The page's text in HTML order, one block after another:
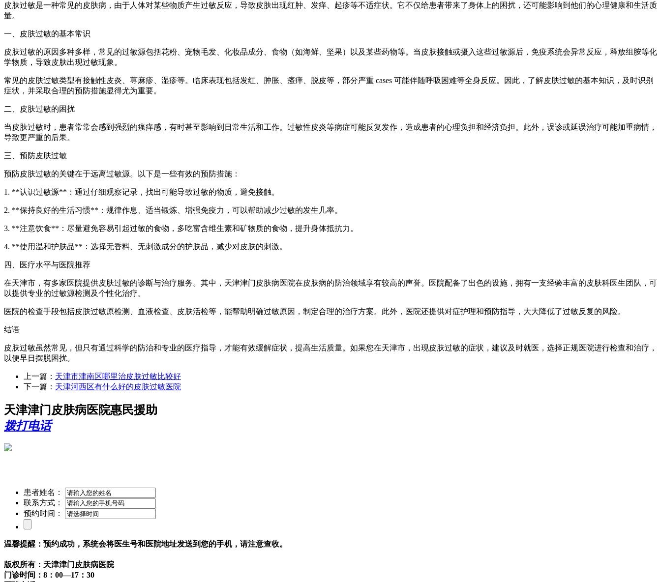
皮肤过敏是一种常见的皮肤病，由于人体对某些物质产生过敏反应，导致皮肤出现红肿、发痒、起疹等不适症状。它不仅给患者带来了身体上的困扰，还可能影响到他们的心理健康和生活质
量。
一、皮肤过敏的基本常识
皮肤过敏的原因多种多样，常见的过敏源包括花粉、宠物毛发、化妆品成分、食物（如海鲜、坚果）以及某些药物等。当皮肤接触或摄入这些过敏源后，免疫系统会异常反应，释放组胺等化
学物质，导致皮肤出现过敏现象。
常见的皮肤过敏类型有接触性皮炎、荨麻疹、湿疹等。临床表现包括发红、肿胀、瘙痒、脱皮等，部分严重 cases 可能伴随呼吸困难等全身反应。因此，了解皮肤过敏的基本知识，及时识别
症状，并采取合理的预防措施显得尤为重要。
二、皮肤过敏的困扰
当皮肤过敏时，患者常常会感到强烈的瘙痒感，有时甚至影响到日常生活和工作。过敏性皮炎等病症可能反复发作，造成患者的心理负担和经济负担。此外，误诊或延误治疗可能加重病情，
导致更严重的后果。
三、预防皮肤过敏
预防皮肤过敏的关键在于远离过敏源。以下是一些有效的预防措施：
1. **认识过敏源**：通过仔细观察记录，找出可能导致过敏的物质，避免接触。
2. **保持良好的生活习惯**：规律作息、适当锻炼、增强免疫力，可以帮助减少过敏的发生几率。
3. **注意饮食**：尽量避免容易引起过敏的食物，多吃富含维生素和矿物质的食物，提升身体抵抗力。
4. **使用温和护肤品**：选择无香料、无刺激成分的护肤品，减少对皮肤的刺激。
四、医疗水平与医院推荐
在天津市，有多家医院提供皮肤过敏的诊断与治疗服务。其中，天津津门皮肤病医院在皮肤病的防治领域享有较高的声誉。医院配备了出色的设施，拥有一支经验丰富的皮肤科医生团队，可
以提供专业的过敏源检测及个性化治疗。
医院的检查手段包括皮肤过敏原检测、血液检查、皮肤活检等，能帮助明确过敏原因，制定合理的治疗方案。此外，医院还提供对症护理和预防指导，大大降低了过敏反复的风险。
结语
皮肤过敏虽然常见，但只有通过科学的防治和专业的医疗指导，才能有效缓解症状，提高生活质量。如果您在天津市，出现皮肤过敏的症状，建议及时就医，选择正规医院进行检查和治疗，
以便早日摆脱困扰。
上一篇： 天津市津南区哪里治皮肤过敏比较好
下一篇： 天津河西区有什么好的皮肤过敏医院
天津津门皮肤病医院惠民援助
拨打电话
患者姓名：
联系方式：
预约时间：
温馨提醒：预约成功，系统会将医生号和医院地址发送到您的手机，请注意查收。
版权所有：天津津门皮肤病医院
门诊时间：8：00—17：30